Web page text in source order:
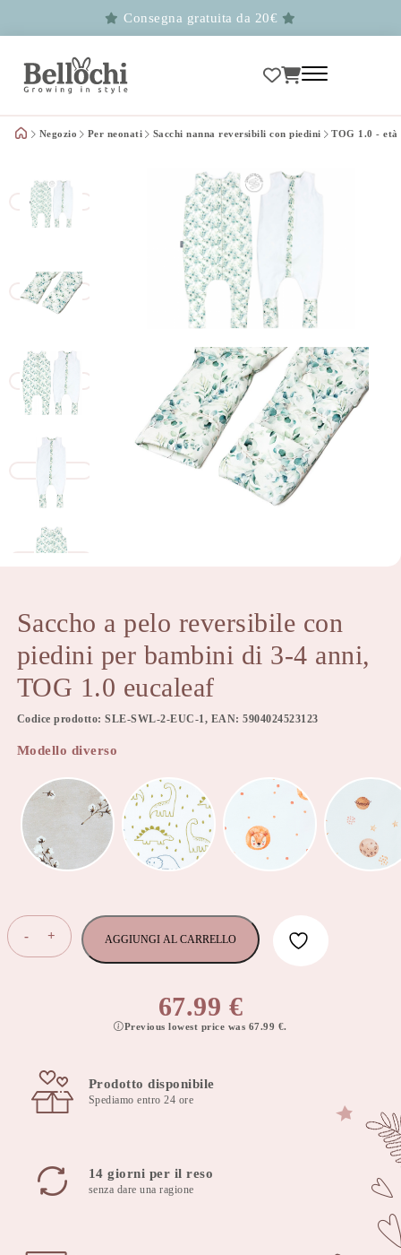
Consegna gratuita da 20€
Negozio Per neonati Sacchi nanna reversibili con piedini TOG 1.0 - età
Saccho a pelo reversibile con
piedini per bambini di 3-4 anni,
TOG 1.0 eucaleaf
Codice prodotto: SLE-SWL-2-EUC-1, EAN: 5904024523123
Modello diverso
-
Saccho
bambini
di
3-
TOG
1.0
+ AGGIUNGI AL CARRELLO
67.99 €
Previous lowest price was 67.99 €.
Prodotto disponibile
Spediamo entro 24 ore
14 giorni per il reso
senza dare una ragione